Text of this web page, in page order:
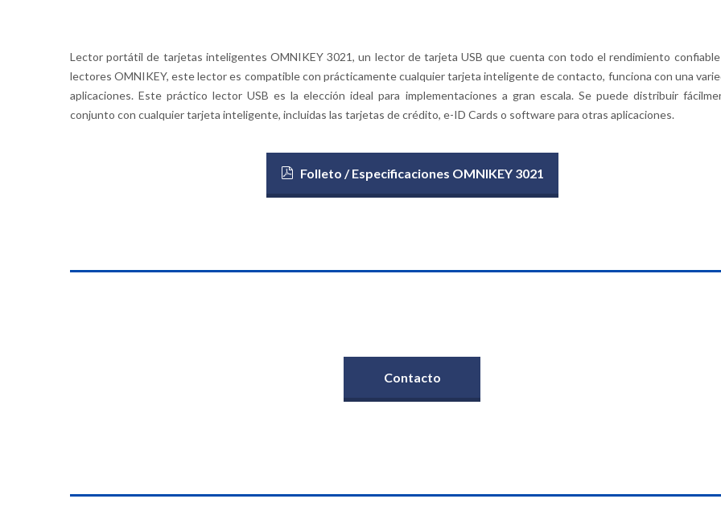
Lector portátil de tarjetas inteligentes OMNIKEY 3021, un lector de tarjeta USB que cuenta con todo el rendimiento
lectores OMNIKEY, este lector es compatible con prácticamente cualquier tarjeta inteligente de contacto, funciona con una
aplicaciones. Este práctico lector USB es la elección ideal para implementaciones a gran escala. Se puede distribuir
conjunto con cualquier tarjeta inteligente, incluidas las tarjetas de crédito, e-ID Cards o software para otras aplicaciones.
Folleto / Especificaciones OMNIKEY 3021
Contacto